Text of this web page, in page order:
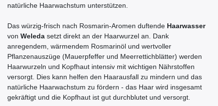
natürliche Haarwachstum unterstützen.
Das würzig-frisch nach Rosmarin-Aromen duftende Haarwasser
von Weleda setzt direkt an der Haarwurzel an. Dank
anregendem, wärmendem Rosmarinöl und wertvoller
Pflanzenauszüge (Mauerpfeffer und Meerrettichblätter) werden
Haarwurzeln und Kopfhaut intensiv mit wichtigen Nährstoffen
versorgt. Dies kann helfen den Haarausfall zu mindern und das
natürliche Haarwachstum zu fördern - das Haar wird insgesamt
gekräftigt und die Kopfhaut ist gut durchblutet und versorgt.